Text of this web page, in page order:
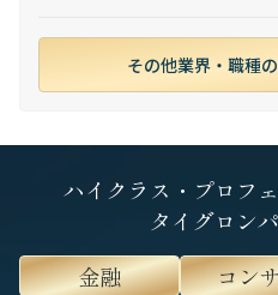
その他業界・職種
ハイクラス・プロフ
タイグロン
金融
コン